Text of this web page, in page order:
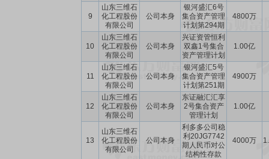
9
山东三维石
化工程股份
有限公司
公司本身
银河盛汇6号
集合资产管理
计划第294期
4800万
10
山东三维石
化工程股份
有限公司
公司本身
兴证资管恒利
双鑫1号集合
资产管理计划
1.00亿
11
山东三维石
化工程股份
有限公司
公司本身
银河盛汇5号
集合资产管理
计划第251期
4900万
12
山东三维石
化工程股份
有限公司
公司本身
东证融汇汇享
2号集合资产
管理计划
1.00亿
13
山东三维石
化工程股份
有限公司
公司本身
利多多公司稳
利20JG7742
期人民币对公
结构性存款
4000万